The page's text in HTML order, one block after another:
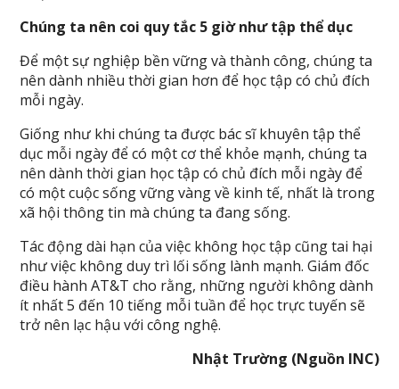
Chúng ta nên coi quy tắc 5 giờ như tập thể dục
Để một sự nghiệp bền vững và thành công, chúng ta
nên dành nhiều thời gian hơn để học tập có chủ đích
mỗi ngày.
Giống như khi chúng ta được bác sĩ khuyên tập thể
dục mỗi ngày để có một cơ thể khỏe mạnh, chúng ta
nên dành thời gian học tập có chủ đích mỗi ngày để
có một cuộc sống vững vàng về kinh tế, nhất là trong
xã hội thông tin mà chúng ta đang sống.
Tác động dài hạn của việc không học tập cũng tai hại
như việc không duy trì lối sống lành mạnh. Giám đốc
điều hành AT&T cho rằng, những người không dành
ít nhất 5 đến 10 tiếng mỗi tuần để học trực tuyến sẽ
trở nên lạc hậu với công nghệ.
Nhật Trường (Nguồn INC)